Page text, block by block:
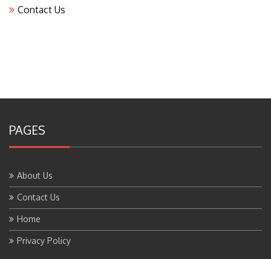
Contact Us
PAGES
About Us
Contact Us
Home
Privacy Policy